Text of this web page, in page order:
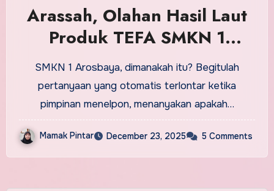
Arassah, Olahan Hasil Laut
Produk TEFA SMKN 1
Arosbaya
SMKN 1 Arosbaya, dimanakah itu? Begitulah
pertanyaan yang otomatis terlontar ketika
pimpinan menelpon, menanyakan apakah…
Mamak Pintar December 23, 2025 5 Comments